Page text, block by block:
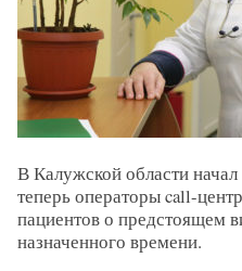
В Калужской области
теперь операторы call-
пациентов о предстоящем
назначенного времени.